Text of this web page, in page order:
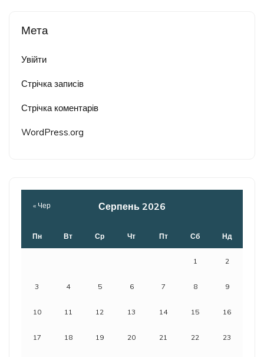
Мета
Увійти
Стрічка записів
Стрічка коментарів
WordPress.org
Серпень 2026
Пн Вт Ср Чт Пт Сб Нд
1 2
3 4 5 6 7 8 9
10 11 12 13 14 15 16
17 18 19 20 21 22 23
« Чер